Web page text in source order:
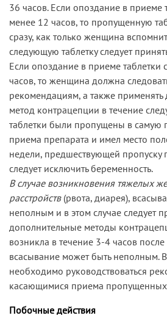
36 часов. Если опоздание в приеме
менее 12 часов, то пропущенную
сразу, как только женщина
следующую таблетку следует
Если опоздание в приеме таблетки
часов, то женщина должна
рекомендациям, а также
метод контрацепции в течение
таблетки были пропущены в самую
приема препарата и имел место
недели, предшествующей пропуску
следует исключить беременность.
В случае возникновения тяжелых
расстройств(рвота, диарея),
неполным и в этом случае следует
дополнительные методы
возникла в течение 3-4 часов
всасывание может быть неполным.
необходимо руководствоваться
касающимися приема пропущенных
Побочные действия